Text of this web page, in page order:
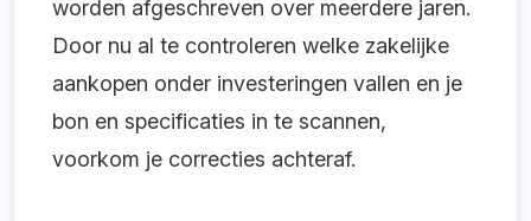
worden afgeschreven over meerdere jaren.
Door nu al te controleren welke zakelijke
aankopen onder investeringen vallen en je
bon en specificaties in te scannen,
voorkom je correcties achteraf.